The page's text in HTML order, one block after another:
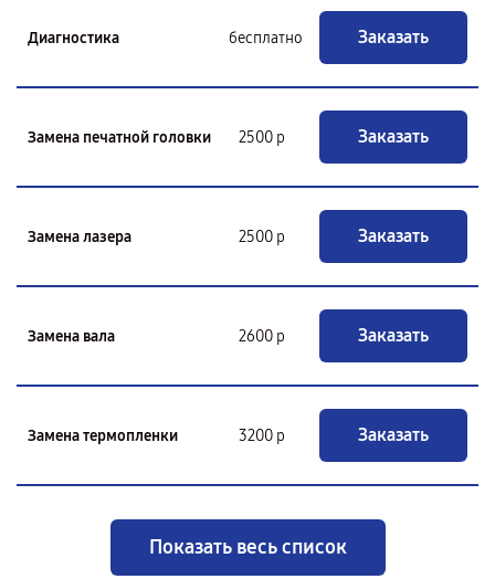
Диагностика бесплатно Заказать
Замена печатной головки 2500 р Заказать
Замена лазера 2500 р Заказать
Замена вала 2600 р Заказать
Замена термопленки 3200 р Заказать
Показать весь список